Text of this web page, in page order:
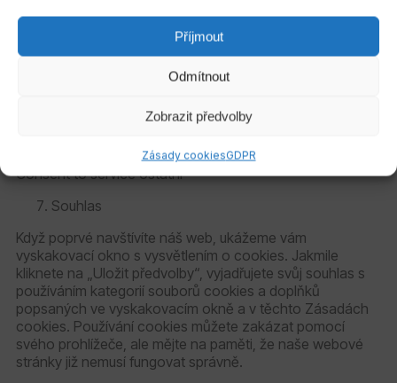
Příjmout
Odmítnout
Zobrazit předvolby
Zásady cookiesGDPR
Facebook
Consent to service facebook
Consent to service ostatní
Souhlas
Když poprvé navštívíte náš web, ukážeme vám
vyskakovací okno s vysvětlením o cookies. Jakmile
kliknete na „Uložit předvolby“, vyjadřujete svůj souhlas s
používáním kategorií souborů cookies a doplňků
popsaných ve vyskakovacím okně a v těchto Zásadách
cookies. Používání cookies můžete zakázat pomocí
svého prohlížeče, ale mějte na paměti, že naše webové
stránky již nemusí fungovat správně.